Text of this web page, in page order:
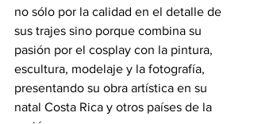
no sólo por la calidad en el detalle de
sus trajes sino porque combina su
pasión por el cosplay con la pintura,
escultura, modelaje y la fotografía,
presentando su obra artística en su
natal Costa Rica y otros países de la